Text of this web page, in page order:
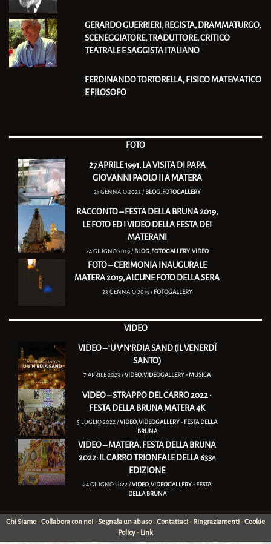
GERARDO GUERRIERI, REGISTA, DRAMMATURGO,
SCENEGGIATORE, TRADUTTORE, CRITICO
TEATRALE E SAGGISTA ITALIANO
FERDINANDO TORTORELLA, FISICO MATEMATICO
E FILOSOFO
FOTO
27 APRILE 1991, LA VISITA DI PAPA
GIOVANNI PAOLO II A MATERA
21 GENNAIO 2022 / BLOG, FOTOGALLERY
RACCONTO – FESTA DELLA BRUNA 2019,
LE FOTO ED I VIDEO DELLA FESTA DEI
MATERANI
24 GIUGNO 2019 / BLOG, FOTOGALLERY,VIDEO
FOTO – CERIMONIA INAUGURALE
MATERA 2019, ALCUNE FOTO DELLA SERA
23 GENNAIO 2019 / FOTOGALLERY
VIDEO
VIDEO – ‘U V’N’RDIA SAND (IL VENERDÌ
SANTO)
7 APRILE 2023 /VIDEO ,VIDEOGALLERY - MUSICA
VIDEO – STRAPPO DEL CARRO 2022 •
FESTA DELLA BRUNA MATERA 4K
5 LUGLIO 2022 /VIDEO ,VIDEOGALLERY - FESTA DELLA
BRUNA
VIDEO – MATERA, FESTA DELLA BRUNA
2022: IL CARRO TRIONFALE DELLA 633^
EDIZIONE
24 GIUGNO 2022 /VIDEO ,VIDEOGALLERY - FESTA
DELLA BRUNA
Chi Siamo-Collabora con noi-Segnala un abuso-Contattaci- Ringraziamenti-Cookie
Policy- Link